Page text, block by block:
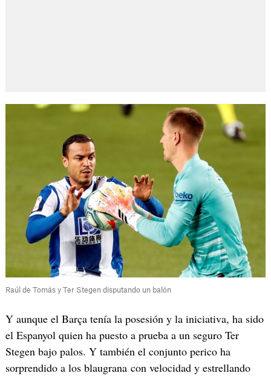
Raúl de Tomás y Ter Stegen disputando un balón
Y aunque el Barça tenía la posesión y la iniciativa, ha sido
el Espanyol quien ha puesto a prueba a un seguro Ter
Stegen bajo palos. Y también el conjunto perico ha
sorprendido a los blaugrana con velocidad y estrellando